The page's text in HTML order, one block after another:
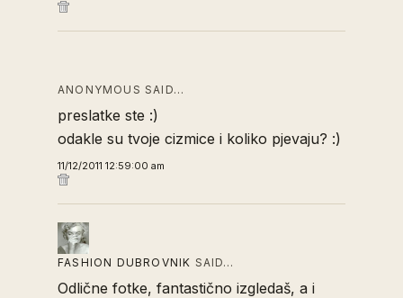
ANONYMOUS SAID…
preslatke ste :)
odakle su tvoje cizmice i koliko pjevaju? :)
11/12/2011 12:59:00 am
FASHION DUBROVNIK SAID…
Odlične fotke, fantastično izgledaš, a i